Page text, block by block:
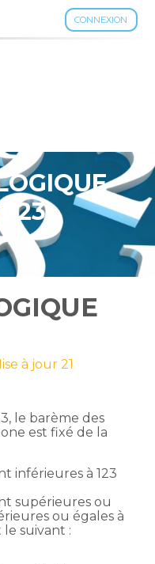
CONNEXION
à jour 21
le barème des
est fixé de la
inférieures à 123
supérieures ou
ou égales à
suivant :